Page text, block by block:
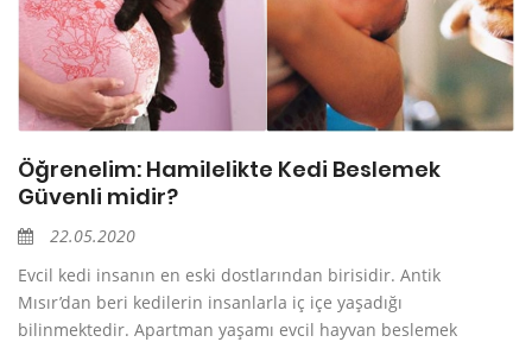
Öğrenelim: Hamilelikte Kedi Beslemek
Güvenli midir?
22.05.2020
Evcil kedi insanın en eski dostlarından birisidir. Antik
Mısır’dan beri kedilerin insanlarla iç içe yaşadığı
bilinmektedir. Apartman yaşamı evcil hayvan beslemek